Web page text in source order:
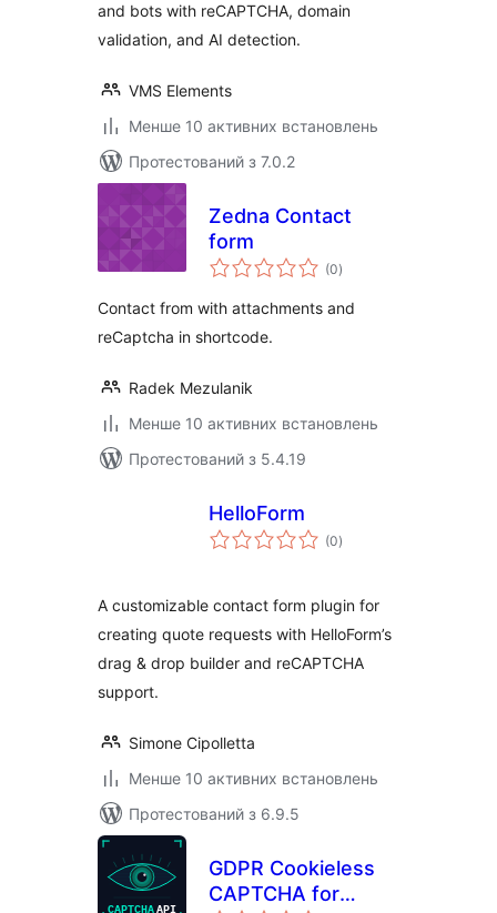
and bots with reCAPTCHA, domain
validation, and AI detection.
VMS Elements
Менше 10 активних встановлень
Протестований з 7.0.2
Zedna Contact
form
(0загальний
рейтинг
)
Contact from with attachments and
reCaptcha in shortcode.
Radek Mezulanik
Менше 10 активних встановлень
Протестований з 5.4.19
HelloForm
(0загальний
рейтинг
)
A customizable contact form plugin for
creating quote requests with HelloForm’s
drag & drop builder and reCAPTCHA
support.
Simone Cipolletta
Менше 10 активних встановлень
Протестований з 6.9.5
GDPR Cookieless
CAPTCHA for